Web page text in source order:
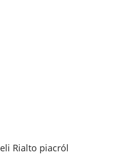
Rialto piacról